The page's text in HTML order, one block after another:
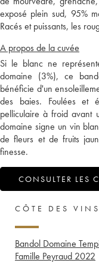
exposé plein sud, 95%
Racés et puissants, les
A propos de la cuvée
Si le blanc ne
domaine (3%), ce
bénéficie d'un
des baies. Foulées et
pelliculaire à froid avant
domaine signe un vin
de fleurs et de fruits
finesse.
CONSULTER LES
CÔTE DES
Bandol Domaine
Famille Peyraud 2022